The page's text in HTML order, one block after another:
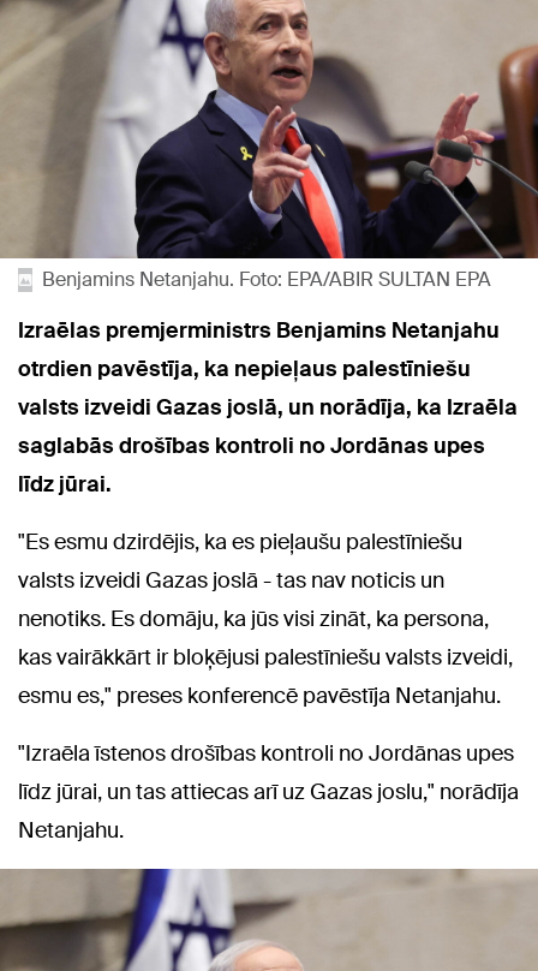
Benjamins Netanjahu. Foto: EPA/ABIR SULTAN EPA
Izraēlas premjerministrs Benjamins Netanjahu
otrdien pavēstīja, ka nepieļaus palestīniešu
valsts izveidi Gazas joslā, un norādīja, ka Izraēla
saglabās drošības kontroli no Jordānas upes
līdz jūrai.
"Es esmu dzirdējis, ka es pieļaušu palestīniešu
valsts izveidi Gazas joslā - tas nav noticis un
nenotiks. Es domāju, ka jūs visi zināt, ka persona,
kas vairākkārt ir bloķējusi palestīniešu valsts izveidi,
esmu es," preses konferencē pavēstīja Netanjahu.
"Izraēla īstenos drošības kontroli no Jordānas upes
līdz jūrai, un tas attiecas arī uz Gazas joslu," norādīja
Netanjahu.